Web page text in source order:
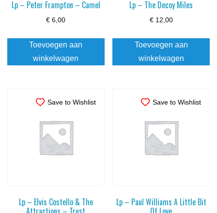
Lp – Peter Frampton – Camel
€ 6,00
Toevoegen aan
winkelwagen
Lp – The Decoy Miles
€12,00
Toevoegen aan
winkelwagen
Save to Wishlist
Lp – Elvis Costello & The
Save to Wishlist
Lp – Paul Williams A Little Bit